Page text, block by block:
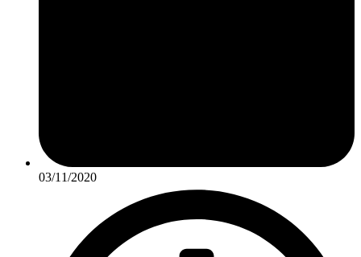
03/11/2020